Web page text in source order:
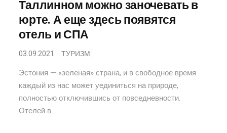
Таллинном можно заночевать в
юрте. А еще здесь появятся
отель и СПА
03.09.2021 ТУРИЗМ
Эстония — «‎зеленая» страна, и в свободное время
каждый из нас может уединиться на природе,
полностью отключившись от повседневности.
Отелей в...